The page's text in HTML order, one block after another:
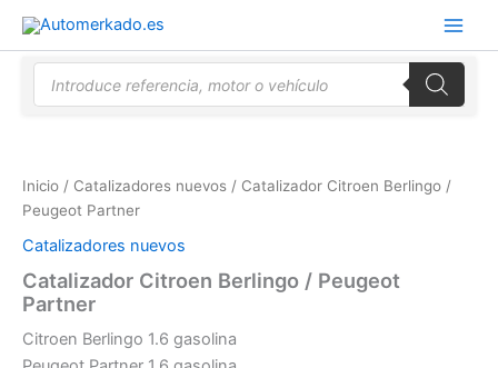
contenido
Búsqueda
Inicio / Catalizadores nuevos / Catalizador Citroen Berlingo /
Peugeot Partner
Catalizadores nuevos
Catalizador Citroen Berlingo / Peugeot
Partner
Citroen Berlingo 1.6 gasolina